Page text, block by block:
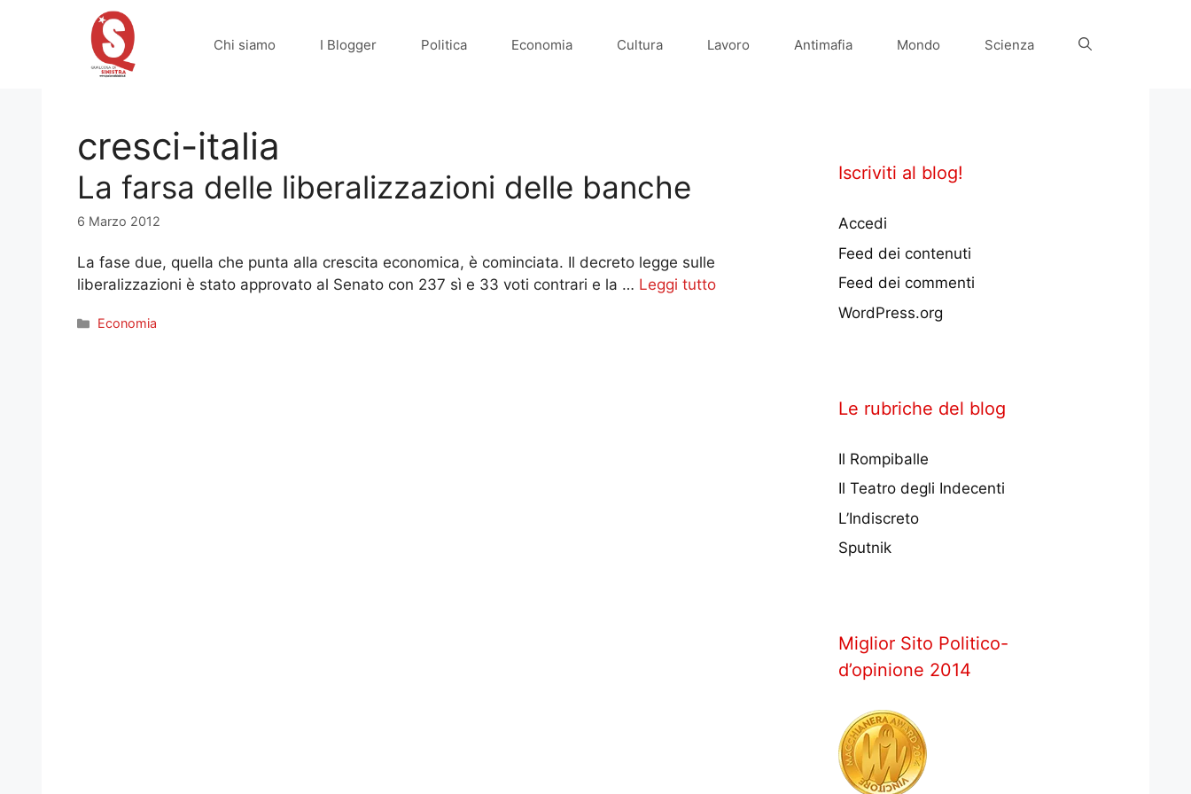
Chi siamo I Blogger Politica Economia Cultura Lavoro Antimafia Mondo Scienza
cresci-italia
La farsa delle liberalizzazioni delle banche
6 Marzo 2012
La fase due, quella che punta alla crescita economica, è cominciata. Il decreto legge sulle
liberalizzazioni è stato approvato al Senato con 237 sì e 33 voti contrari e la … Leggi tutto
Categorie
Economia
Iscriviti al blog!
Accedi
Feed dei contenuti
Feed dei commenti
WordPress.org
Le rubriche del blog
Il Rompiballe
Il Teatro degli Indecenti
L’Indiscreto
Sputnik
Miglior Sito Politico-
d’opinione 2014